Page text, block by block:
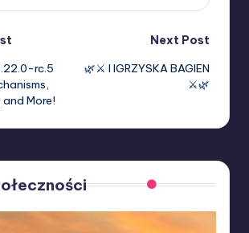
rc.5
More!
Next Post
🌿⚔️ I IGRZYSKA BAGIEN
⚔️🌿